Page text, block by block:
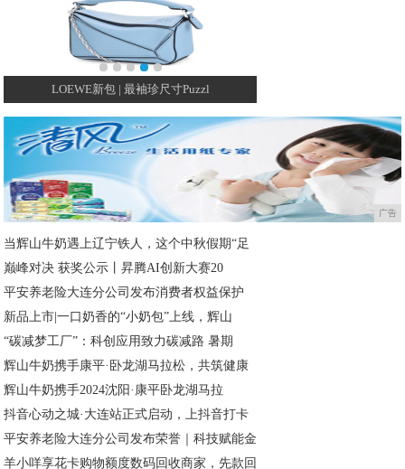
LOEWE新包 | 最袖珍尺寸Puzzl
广告
当辉山牛奶遇上辽宁铁人，这个中秋假期“足
巅峰对决 获奖公示丨昇腾AI创新大赛20
平安养老险大连分公司发布消费者权益保护
新品上市|一口奶香的“小奶包”上线，辉山
“碳减梦工厂”：科创应用致力碳减路 暑期
辉山牛奶携手康平·卧龙湖马拉松，共筑健康
辉山牛奶携手2024沈阳·康平卧龙湖马拉
抖音心动之城·大连站正式启动，上抖音打卡
平安养老险大连分公司发布荣誉｜科技赋能金
羊小咩享花卡购物额度数码回收商家，先款回